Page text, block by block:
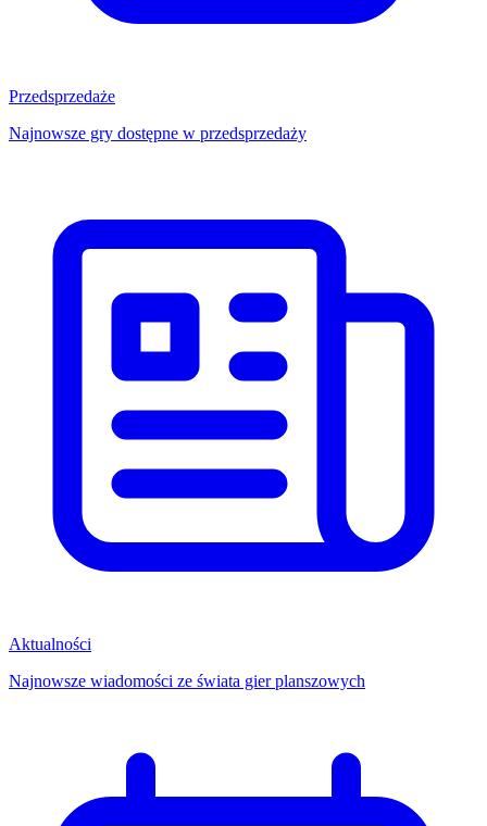
Przedsprzedaże
Najnowsze gry dostępne w przedsprzedaży
Aktualności
Najnowsze wiadomości ze świata gier planszowych